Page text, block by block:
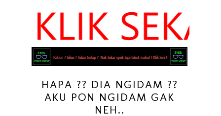
HAPA ?? DIA NGIDAM ??
AKU PON NGIDAM GAK
NEH..